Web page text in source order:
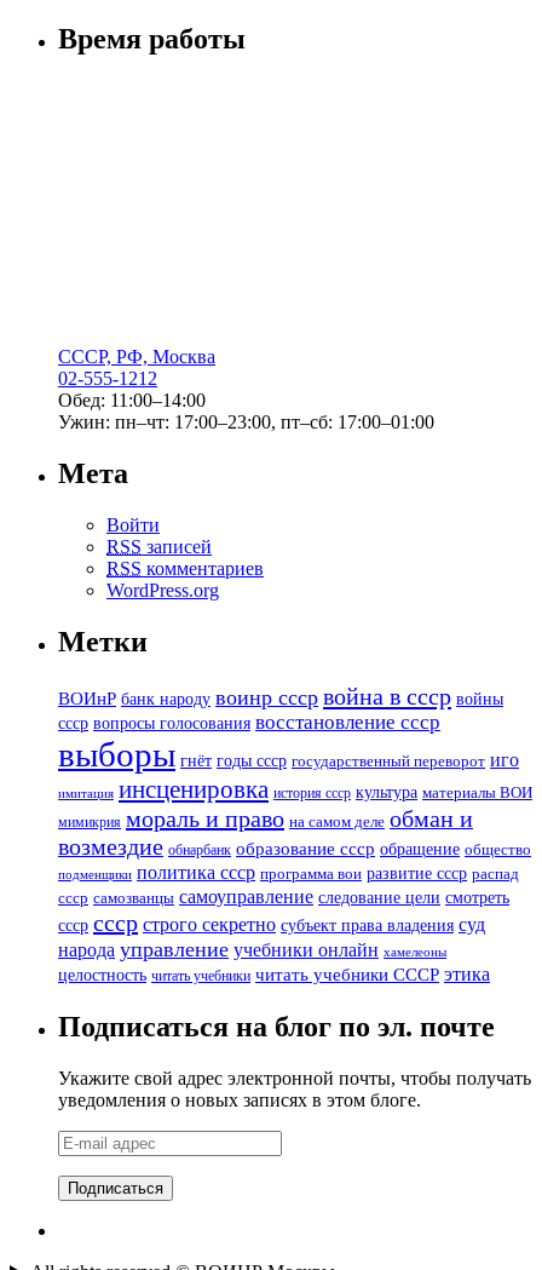
Время работы
СССР, РФ, Москва
02-555-1212
Обед: 11:00–14:00
Ужин: пн–чт: 17:00–23:00, пт–сб: 17:00–01:00
Мета
Войти
RSS записей
RSS комментариев
WordPress.org
Метки
ВОИнР банк народу воинр ссср война в ссср войны
ссср вопросы голосования восстановление ссср
выборы гнёт годы ссср государственный переворот иго
имитация инсценировка история ссср культура материалы ВОИ
мимикрия мораль и право на самом деле обман и
возмездие обнарбанк образование ссср обращение общество
подменщики политика ссср программа вои развитие ссср распад
ссср самозванцы самоуправление следование цели смотреть
ссср ссср строго секретно субъект права владения суд
народа управление учебники онлайн хамелеоны
целостность читать учебники читать учебники СССР этика
Подписаться на блог по эл. почте
Укажите свой адрес электронной почты, чтобы получать
уведомления о новых записях в этом блоге.
E-
mail
адрес